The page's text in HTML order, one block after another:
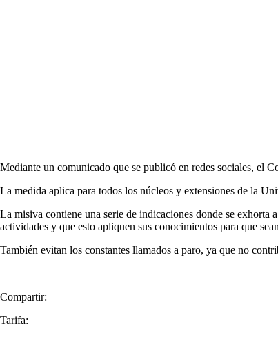
Mediante un comunicado que se publicó en redes sociales, el
La medida aplica para todos los núcleos y extensiones de la
La misiva contiene una serie de indicaciones donde se exhorta
actividades y que esto apliquen sus conocimientos para que
También evitan los constantes llamados a paro, ya que no
Compartir:
Tarifa: